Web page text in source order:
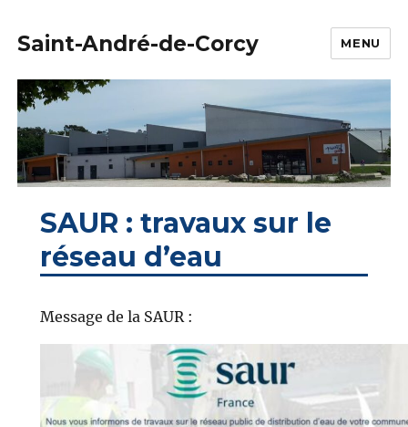
Saint-André-de-Corcy MENU
SAUR : travaux sur le
réseau d’eau
Message de la SAUR :